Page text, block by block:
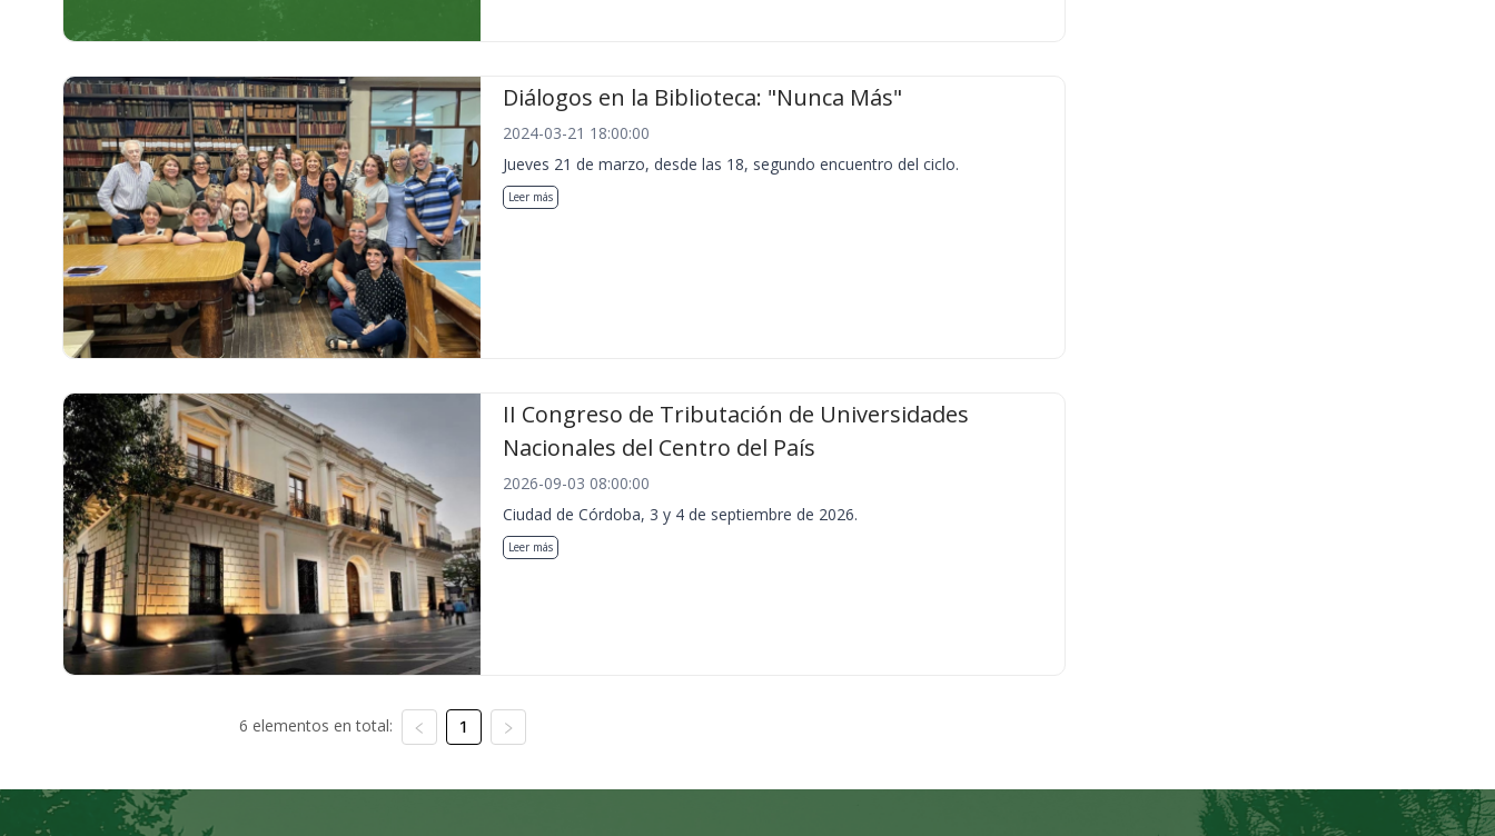
Diálogos en la Biblioteca: "Nunca Más"
2024-03-21 18:00:00
Jueves 21 de marzo, desde las 18, segundo encuentro del ciclo.
Leer más
II Congreso de Tributación de Universidades
Nacionales del Centro del País
2026-09-03 08:00:00
Ciudad de Córdoba, 3 y 4 de septiembre de 2026.
Leer más
6 elementos en total: 1